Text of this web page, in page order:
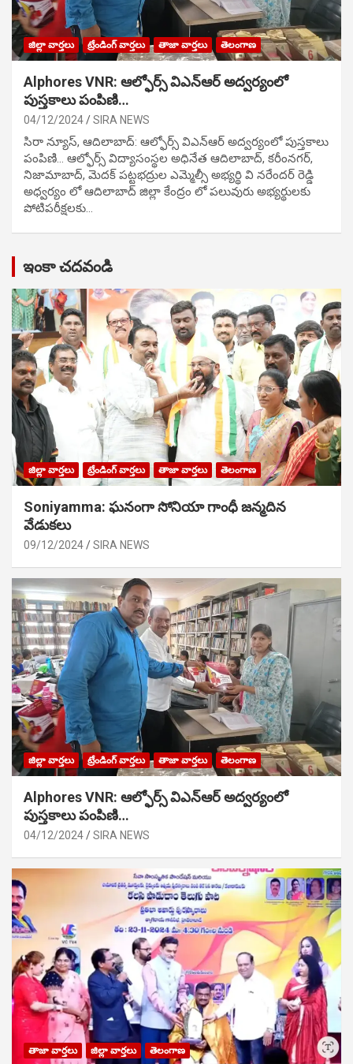
జిల్లా వార్తలు ట్రేండింగ్ వార్తలు తాజా వార్తలు తెలంగాణ
Alphores VNR: ఆల్ఫోర్స్ విఎన్ఆర్ అద్వర్యంలో
పుస్తకాలు పంపిణి…
04/12/2024 SIRA NEWS
సిరా న్యూస్, ఆదిలాబాద్: ఆల్ఫోర్స్ విఎన్ఆర్ అద్వర్యంలో పుస్తకాలు
పంపిణి… ఆల్ఫోర్స్ విద్యాసంస్థల అధినేత ఆదిలాబాద్, కరీంనగర్,
నిజామాబాద్, మెదక్ పట్టభద్రుల ఎమ్మెల్సీ అభ్యర్థి వి నరేందర్ రెడ్డి
అధ్వర్యం లో ఆదిలాబాద్ జిల్లా కేంద్రం లో పలువురు అభ్యర్థులకు
పోటిప‌రీక్ష‌ల‌కు…
ఇంకా చదవండి
జిల్లా వార్తలు ట్రేండింగ్ వార్తలు తాజా వార్తలు తెలంగాణ
Soniyamma: ఘ‌నంగా సోనియా గాంధీ జ‌న్మ‌దిన
వేడుక‌లు
09/12/2024 SIRA NEWS
జిల్లా వార్తలు ట్రేండింగ్ వార్తలు తాజా వార్తలు తెలంగాణ
Alphores VNR: ఆల్ఫోర్స్ విఎన్ఆర్ అద్వర్యంలో
పుస్తకాలు పంపిణి…
04/12/2024 SIRA NEWS
తాజా వార్తలు జిల్లా వార్తలు తెలంగాణ